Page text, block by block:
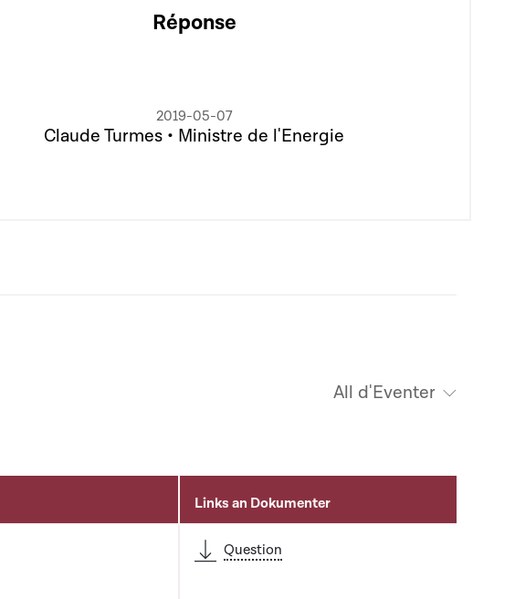
Réponse
2019-05-07
Claude Turmes • Ministre de l'Energie
All d'Eventer
Links an Dokumenter
Question